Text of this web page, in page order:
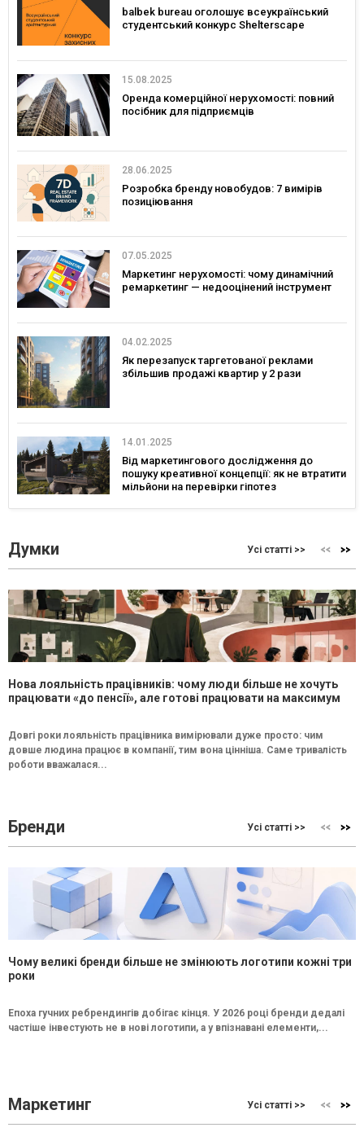
balbek bureau оголошує всеукраїнський
студентський конкурс Shelterscape
15.08.2025
Оренда комерційної нерухомості: повний
посібник для підприємців
28.06.2025
Розробка бренду новобудов: 7 вимірів
позиціювання
07.05.2025
Маркетинг нерухомості: чому динамічний
ремаркетинг — недооцінений інструмент
04.02.2025
Як перезапуск таргетованої реклами
збільшив продажі квартир у 2 рази
14.01.2025
Від маркетингового дослідження до
пошуку креативної концепції: як не втратити
мільйони на перевірки гіпотез
Думки Усі статті >>
Нова лояльність працівників: чому люди більше не хочуть
працювати «до пенсії», але готові працювати на максимум
Довгі роки лояльність працівника вимірювали дуже просто: чим
довше людина працює в компанії, тим вона цінніша. Саме тривалість
роботи вважалася...
Бренди Усі статті >>
Чому великі бренди більше не змінюють логотипи кожні три
роки
Епоха гучних ребрендингів добігає кінця. У 2026 році бренди дедалі
частіше інвестують не в нові логотипи, а у впізнавані елементи,...
Маркетинг Усі статті >>